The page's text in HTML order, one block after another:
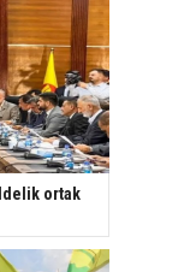
ortak